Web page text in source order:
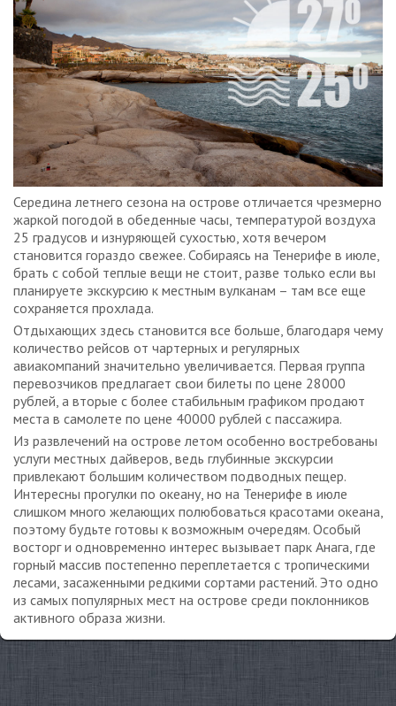
Середина летнего сезона на острове отличается чрезмерно
жаркой погодой в обеденные часы, температурой воздуха
25 градусов и изнуряющей сухостью, хотя вечером
становится гораздо свежее. Собираясь на Тенерифе в июле,
брать с собой теплые вещи не стоит, разве только если вы
планируете экскурсию к местным вулканам – там все еще
сохраняется прохлада.
Отдыхающих здесь становится все больше, благодаря чему
количество рейсов от чартерных и регулярных
авиакомпаний значительно увеличивается. Первая группа
перевозчиков предлагает свои билеты по цене 28000
рублей, а вторые с более стабильным графиком продают
места в самолете по цене 40000 рублей с пассажира.
Из развлечений на острове летом особенно востребованы
услуги местных дайверов, ведь глубинные экскурсии
привлекают большим количеством подводных пещер.
Интересны прогулки по океану, но на Тенерифе в июле
слишком много желающих полюбоваться красотами океана,
поэтому будьте готовы к возможным очередям. Особый
восторг и одновременно интерес вызывает парк Анага, где
горный массив постепенно переплетается с тропическими
лесами, засаженными редкими сортами растений. Это одно
из самых популярных мест на острове среди поклонников
активного образа жизни.